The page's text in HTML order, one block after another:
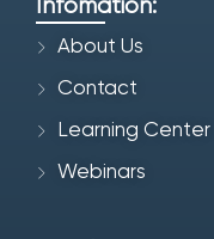
Infomation:
About Us
Contact
Learning Center
Webinars